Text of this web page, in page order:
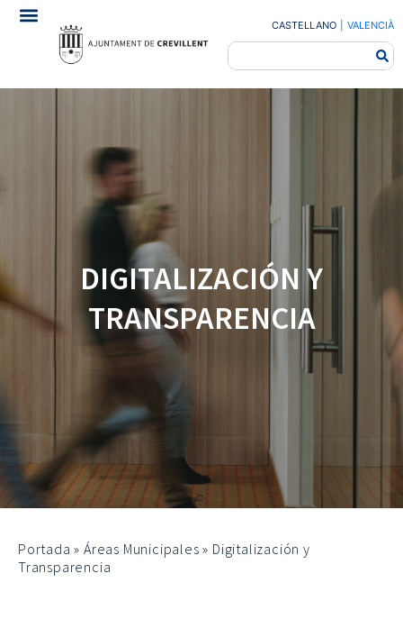
CASTELLANO VALENCIÀ
DIGITALIZACIÓN Y
TRANSPARENCIA
Portada »Áreas Municipales » Digitalización y
Transparencia